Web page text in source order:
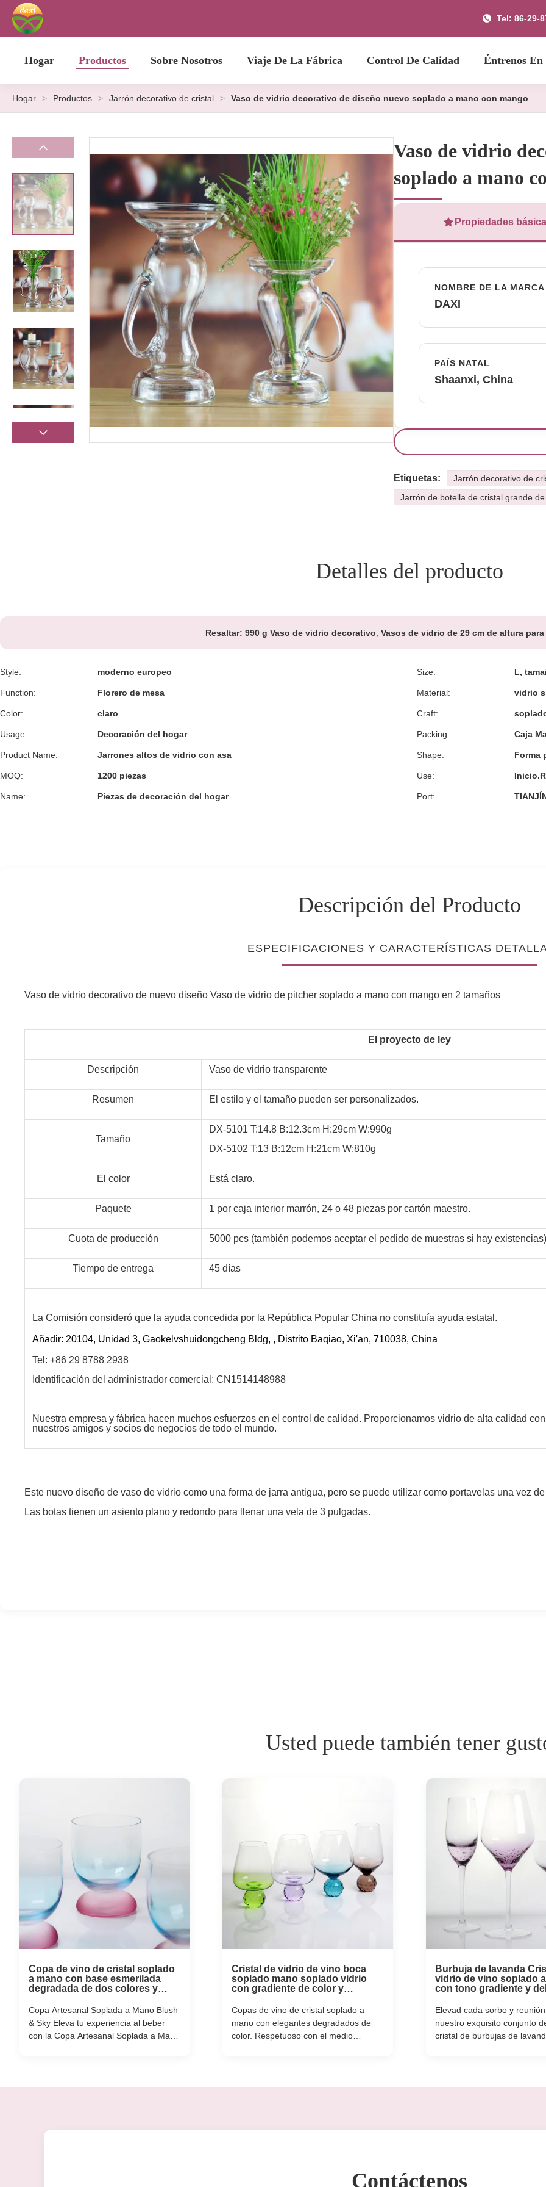
Tel: 86-29-
Hogar Productos Sobre Nosotros Viaje De La Fábrica Control De Calidad Éntrenos
Hogar > Productos > Jarrón decorativo de cristal > Vaso de vidrio decorativo de diseño nuevo soplado a mano con mango
Vaso de vidrio
soplado a mano
Propiedades
NOMBRE DE LA MARCA
DAXI
PAÍS NATAL
Shaanxi, China
Etiquetas:
Jarrón decorativo de
Jarrón de botella de cristal grande
Detalles del producto
Resaltar: 990 g Vaso de vidrio decorativo Vasos de vidrio de 29 cm de altura
Style: moderno europeo Size: L,
Function: Florero de mesa Material: vidrio
Color: claro Craft:
Usage: Decoración del hogar Packing: Caja
Product Name: Jarrones altos de vidrio con asa Shape: Forma
MOQ: 1200 piezas Use:
Name: Piezas de decoración del hogar Port:
Descripción del Producto
ESPECIFICACIONES Y CARACTERÍSTICAS
Vaso de vidrio decorativo de nuevo diseño Vaso de vidrio de pitcher soplado a mano con mango en 2 tamaños
El proyecto de ley
Descripción Vaso de vidrio transparente
Resumen El estilo y el tamaño pueden ser personalizados.
Tamaño
DX-5101 T:14.8 B:12.3cm H:29cm W:990g
DX-5102 T:13 B:12cm H:21cm W:810g
El color Está claro.
Paquete 1 por caja interior marrón, 24 o 48 piezas por cartón maestro.
Cuota de producción 5000 pcs (también podemos aceptar el pedido de muestras si hay existencias)
Tiempo de entrega 45 días
La Comisión consideró que la ayuda concedida por la República Popular China no constituía ayuda estatal.
Añadir: 20104, Unidad 3, Gaokelvshuidongcheng Bldg, , Distrito Baqiao, Xi'an, 710038, China
Tel: +86 29 8788 2938
Identificación del administrador comercial: CN1514148988
Nuestra empresa y fábrica hacen muchos esfuerzos en el control de calidad. Proporcionamos vidrio de alta calidad
nuestros amigos y socios de negocios de todo el mundo.
Este nuevo diseño de vaso de vidrio como una forma de jarra antigua, pero se puede utilizar como portavelas una vez
Las botas tienen un asiento plano y redondo para llenar una vela de 3 pulgadas.
Usted puede también tener
Copa de vino de cristal soplado
a mano con base esmerilada
degradada de dos colores y
cóctel y decoración del hogar
Copa Artesanal Soplada a Mano Blush
& Sky Eleva tu experiencia al beber
con la Copa Artesanal Soplada a Mano
Nacida de las hábiles manos de
Cristal de vidrio de vino boca
soplado mano soplado vidrio
con gradiente de color y
ideal para fiestas y regalos
Copas de vino de cristal soplado a
mano con elegantes degradados de
color. Respetuoso con el medio
Ideal para restaurantes, hoteles y
Burbuja de lavanda
vidrio de vino soplado
con tono gradiente y
combinan elegancia
durabilidad
Elevad cada sorbo y
nuestro exquisito conjunto
cristal de burbujas de
pieza es cuidadosamente
Contáctenos